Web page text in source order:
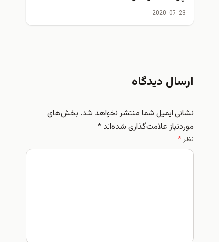
2020-07-23
ارسال دیدگاه
نشانی ایمیل شما منتشر نخواهد شد. بخش‌های
موردنیاز علامت‌گذاری شده‌اند*
نظر*